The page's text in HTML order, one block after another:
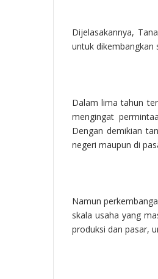
Dijelasakannya,
untuk dikembangkan
Dalam lima tahun
mengingat
Dengan demikian
negeri maupun di
Namun
skala usaha yang
produksi dan pasar,